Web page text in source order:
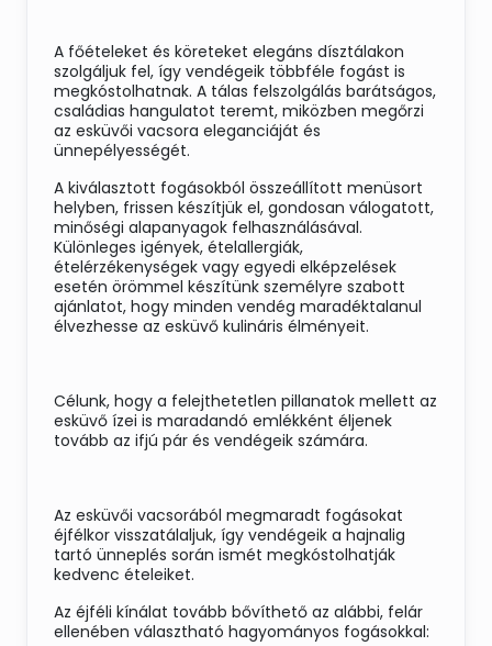
A főételeket és köreteket elegáns dísztálakon
szolgáljuk fel, így vendégeik többféle fogást is
megkóstolhatnak. A tálas felszolgálás barátságos,
családias hangulatot teremt, miközben megőrzi
az esküvői vacsora eleganciáját és
ünnepélyességét.
A kiválasztott fogásokból összeállított menüsort
helyben, frissen készítjük el, gondosan válogatott,
minőségi alapanyagok felhasználásával.
Különleges igények, ételallergiák,
ételérzékenységek vagy egyedi elképzelések
esetén örömmel készítünk személyre szabott
ajánlatot, hogy minden vendég maradéktalanul
élvezhesse az esküvő kulináris élményeit.
Célunk, hogy a felejthetetlen pillanatok mellett az
esküvő ízei is maradandó emlékként éljenek
tovább az ifjú pár és vendégeik számára.
Az esküvői vacsorából megmaradt fogásokat
éjfélkor visszatálaljuk, így vendégeik a hajnalig
tartó ünneplés során ismét megkóstolhatják
kedvenc ételeiket.
Az éjféli kínálat tovább bővíthető az alábbi, felár
ellenében választható hagyományos fogásokkal: